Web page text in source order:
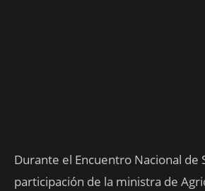
Durante el Encuentro Nacional de
participación de la ministra de